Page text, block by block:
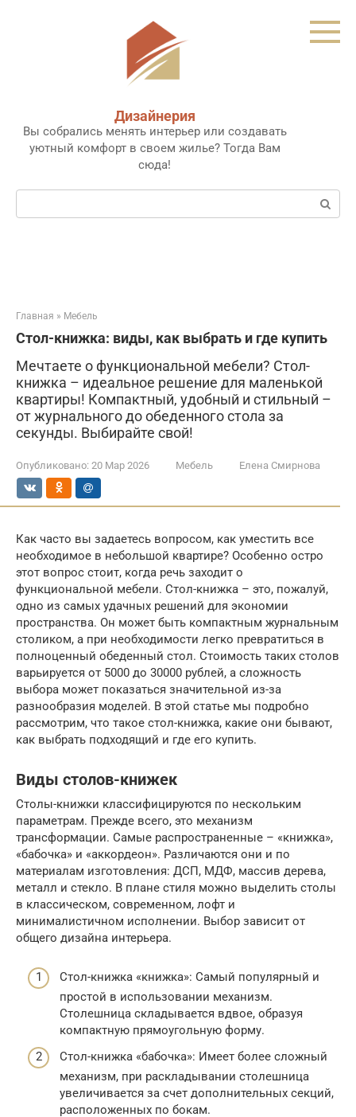
Дизайнерия
Вы собрались менять интерьер или создавать
уютный комфорт в своем жилье? Тогда Вам
сюда!
Поиск:
Главная » Мебель
Стол-книжка: виды, как выбрать и где купить
Мечтаете о функциональной мебели? Стол-
книжка – идеальное решение для маленькой
квартиры! Компактный, удобный и стильный –
от журнального до обеденного стола за
секунды. Выбирайте свой!
Опубликовано: 20 Мар 2026 Мебель Елена Смирнова
Как часто вы задаетесь вопросом, как уместить все
необходимое в небольшой квартире? Особенно остро
этот вопрос стоит, когда речь заходит о
функциональной мебели. Стол-книжка – это, пожалуй,
одно из самых удачных решений для экономии
пространства. Он может быть компактным журнальным
столиком, а при необходимости легко превратиться в
полноценный обеденный стол. Стоимость таких столов
варьируется от 5000 до 30000 рублей, а сложность
выбора может показаться значительной из-за
разнообразия моделей. В этой статье мы подробно
рассмотрим, что такое стол-книжка, какие они бывают,
как выбрать подходящий и где его купить.
Виды столов-книжек
Столы-книжки классифицируются по нескольким
параметрам. Прежде всего, это механизм
трансформации. Самые распространенные – «книжка»,
«бабочка» и «аккордеон». Различаются они и по
материалам изготовления: ДСП, МДФ, массив дерева,
металл и стекло. В плане стиля можно выделить столы
в классическом, современном, лофт и
минималистичном исполнении. Выбор зависит от
общего дизайна интерьера.
Стол-книжка «книжка»: Самый популярный и
простой в использовании механизм.
Столешница складывается вдвое, образуя
компактную прямоугольную форму.
Стол-книжка «бабочка»: Имеет более сложный
механизм, при раскладывании столешница
увеличивается за счет дополнительных секций,
расположенных по бокам.